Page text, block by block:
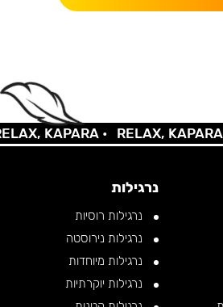
KAPARA • RELAX, KAPARA •
נרגילות
נרגילות רוסיות
נרגילות נירוסטה
נרגילות מיוחדות
נרגילות יוקרתיות